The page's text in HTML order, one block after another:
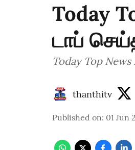
Today
டாப்
Today Top
thanthitv
Published on: 01 Jun